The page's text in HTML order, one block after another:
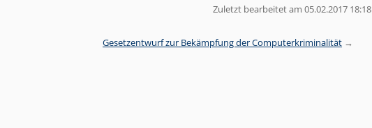
Zuletzt bearbeitet am 05.02.2017 18:18
Gesetzentwurf zur Bekämpfung der Computerkriminalität